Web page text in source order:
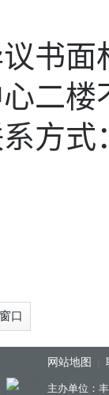
面材
二楼
式
口
网站地图
主办单位：